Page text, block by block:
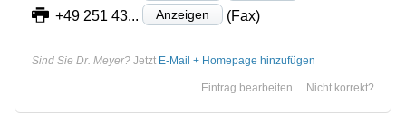
+49 251 43... Anzeigen (Fax)
Sind Sie Dr. Meyer? Jetzt E-Mail + Homepage hinzufügen
Nicht korrekt?
Eintrag bearbeiten